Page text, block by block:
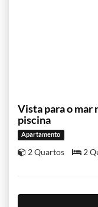
Vista para o mar
piscina
Apartamento
2 Quartos 2